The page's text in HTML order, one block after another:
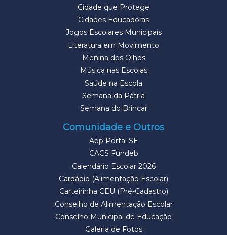
Cidade que Protege
Cidades Educadoras
Jogos Escolares Municipais
Literatura em Movimento
Menina dos Olhos
Música nas Escolas
Saúde na Escola
Semana da Pátria
Semana do Brincar
Comunidade e Outros
App Portal SE
CACS Fundeb
Calendário Escolar 2026
Cardápio (Alimentação Escolar)
Carteirinha CEU (Pré-Cadastro)
Conselho de Alimentação Escolar
Conselho Municipal de Educação
Galeria de Fotos